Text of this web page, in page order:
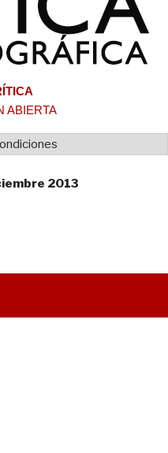
ABIERTA
2013